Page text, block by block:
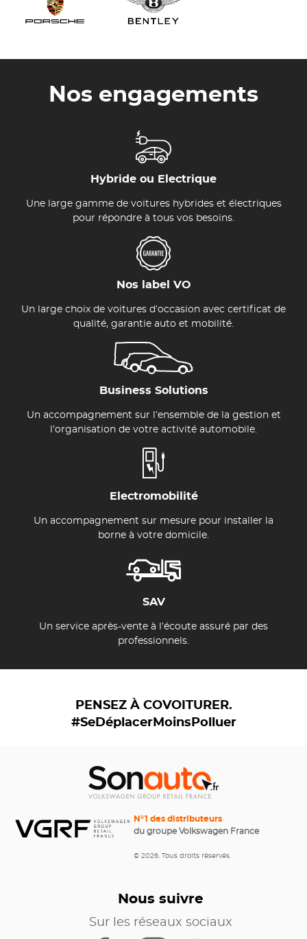
Nos engagements
Hybride ou Electrique
Une large gamme de voitures hybrides et électriques
pour répondre à tous vos besoins.
Nos label VO
Un large choix de voitures d’occasion avec certificat de
qualité, garantie auto et mobilité.
Business Solutions
Un accompagnement sur l’ensemble de la gestion et
l’organisation de votre activité automobile.
Electromobilité
Un accompagnement sur mesure pour installer la
borne à votre domicile.
SAV
Un service après-vente à l’écoute assuré par des
professionnels.
PENSEZ À COVOITURER.
#SeDéplacerMoinsPolluer
N°1 des distributeurs
du groupe Volkswagen France
© 2026. Tous droits réservés.
Nous suivre
Sur les réseaux sociaux